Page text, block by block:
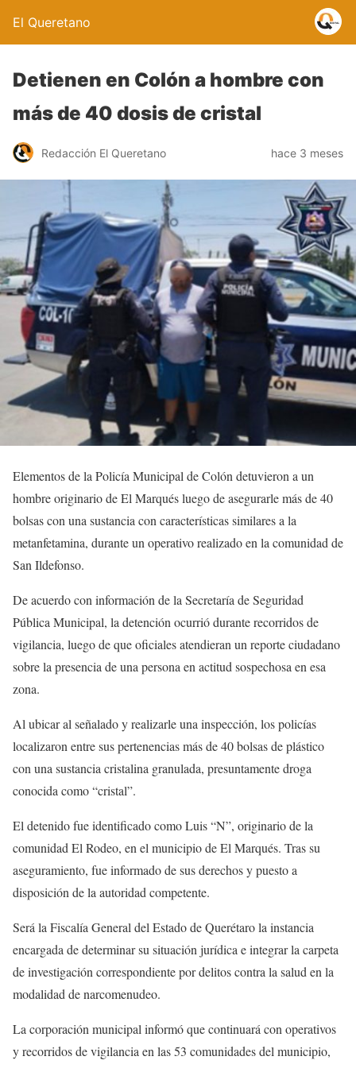
El Queretano
Detienen en Colón a hombre con
más de 40 dosis de cristal
Redacción El Queretano hace 3 meses
Elementos de la Policía Municipal de Colón detuvieron a un
hombre originario de El Marqués luego de asegurarle más de 40
bolsas con una sustancia con características similares a la
metanfetamina, durante un operativo realizado en la comunidad de
San Ildefonso.
De acuerdo con información de la Secretaría de Seguridad
Pública Municipal, la detención ocurrió durante recorridos de
vigilancia, luego de que oficiales atendieran un reporte ciudadano
sobre la presencia de una persona en actitud sospechosa en esa
zona.
Al ubicar al señalado y realizarle una inspección, los policías
localizaron entre sus pertenencias más de 40 bolsas de plástico
con una sustancia cristalina granulada, presuntamente droga
conocida como “cristal”.
El detenido fue identificado como Luis “N”, originario de la
comunidad El Rodeo, en el municipio de El Marqués. Tras su
aseguramiento, fue informado de sus derechos y puesto a
disposición de la autoridad competente.
Será la Fiscalía General del Estado de Querétaro la instancia
encargada de determinar su situación jurídica e integrar la carpeta
de investigación correspondiente por delitos contra la salud en la
modalidad de narcomenudeo.
La corporación municipal informó que continuará con operativos
y recorridos de vigilancia en las 53 comunidades del municipio,